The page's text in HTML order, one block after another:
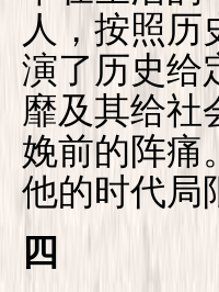
人，按照
演了历史给
靡及其给社
娩前的阵痛
他的时代局
四